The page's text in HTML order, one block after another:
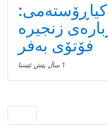
زنجیرە
فۆتۆی بەفر
1 ساڵ پێش ئێستا